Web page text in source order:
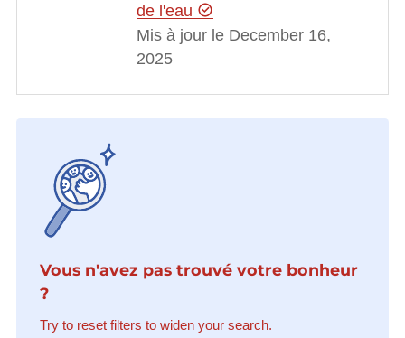
de l'eau
Mis à jour le December 16,
2025
Vous n'avez pas trouvé votre bonheur
?
Try to reset filters to widen your search.